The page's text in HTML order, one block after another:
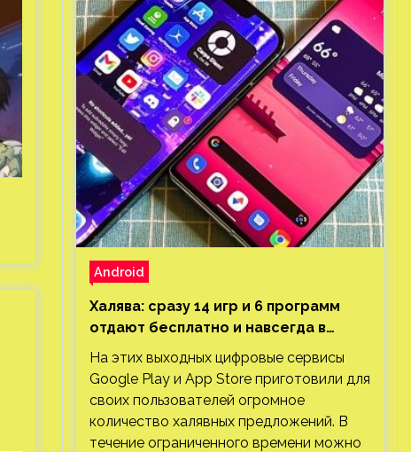
Android
Халява: сразу 14 игр и 6 программ
отдают бесплатно и навсегда в
Google Play и App Store. Есть проект
с 1 млн загрузок
На этих выходных цифровые сервисы
Google Play и App Store приготовили для
своих пользователей огромное
количество халявных предложений. В
течение ограниченного времени можно